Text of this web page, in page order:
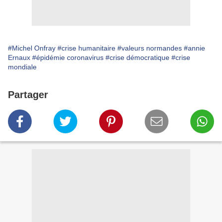
#Michel Onfray #crise humanitaire #valeurs normandes #annie
Ernaux #épidémie coronavirus #crise démocratique #crise
mondiale
Partager